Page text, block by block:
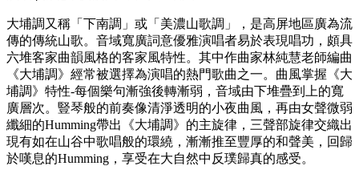
大埔調又稱「下南調」或「美濃山歌調」，是高屏地區廣為流
傳的傳統山歌。音域寬廣詞意優雅演唱者易於表現唱功，頗具
六堆客家曲韻風格的客家風特性。其中作曲家林純慧老師編曲
《大埔調》經常被選擇為演唱的熱門歌曲之一。曲風掌握《大
埔調》特性-每個樂句漸強後轉漸弱，音域由下堆疊到上的寬
廣層次。豎琴般的前奏像清淨透明的小夜曲風，再由女聲微弱
纖細的Humming帶出《大埔調》的主旋律，三聲部旋律交織出
現有如在山谷中歌唱般的環繞，漸漸推至豐厚的和聲美，回歸
於嘆息的Humming，享受在大自然中反璞歸真的感受。